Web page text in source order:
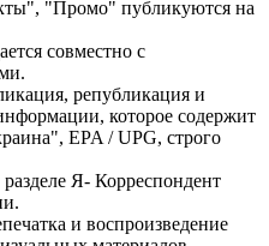
"Промо" публикуются на
совместно с
републикация и
которое содержит
EPA / UPG, строго
Я- Корреспондент
и воспроизведение